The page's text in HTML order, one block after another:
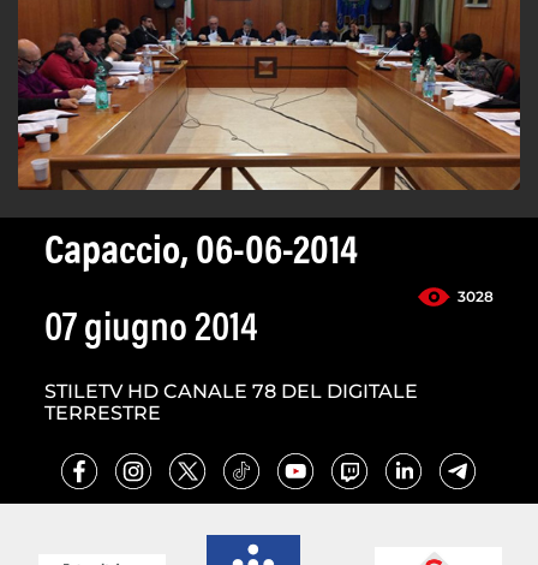
Capaccio, 06-06-2014
3028
07 giugno 2014
STILETV HD CANALE 78 DEL DIGITALE
TERRESTRE